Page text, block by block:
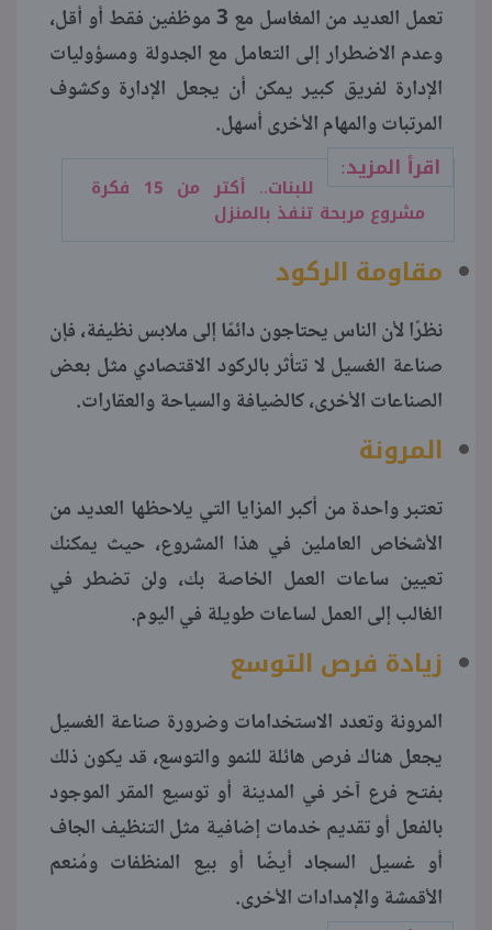
تعمل العديد من المغاسل مع 3 موظفين فقط أو أقل،
وعدم الاضطرار إلى التعامل مع الجدولة ومسؤوليات
الإدارة لفريق كبير يمكن أن يجعل الإدارة وكشوف
المرتبات والمهام الأخرى أسهل.
اقرأ المزيد:
للبنات.. أكتر من 15 فكرة
مشروع مربحة تنفذ بالمنزل
مقاومة الركود
نظرًا لأن الناس يحتاجون دائمًا إلى ملابس نظيفة، فإن
صناعة الغسيل لا تتأثر بالركود الاقتصادي مثل بعض
الصناعات الأخرى، كالضيافة والسياحة والعقارات.
المرونة
تعتبر واحدة من أكبر المزايا التي يلاحظها العديد من
الأشخاص العاملين في هذا المشروع، حيث يمكنك
تعيين ساعات العمل الخاصة بك، ولن تضطر في
الغالب إلى العمل لساعات طويلة في اليوم.
زيادة فرص التوسع
المرونة وتعدد الاستخدامات وضرورة صناعة الغسيل
يجعل هناك فرص هائلة للنمو والتوسع، قد يكون ذلك
بفتح فرع آخر في المدينة أو توسيع المقر الموجود
بالفعل أو تقديم خدمات إضافية مثل التنظيف الجاف
أو غسيل السجاد أيضًا أو بيع المنظفات ومُنعم
الأقمشة والإمدادات الأخرى.